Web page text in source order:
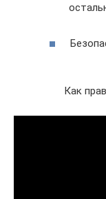
Как